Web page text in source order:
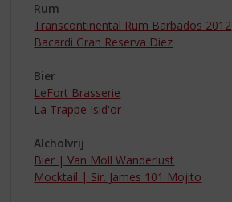
Rum
Transcontinental Rum Barbados 2012
Bacardi Gran Reserva Diez
Bier
LeFort Brasserie
La Trappe Isid'or
Alcholvrij
Bier | Van Moll Wanderlust
Mocktail | Sir. James 101 Mojito